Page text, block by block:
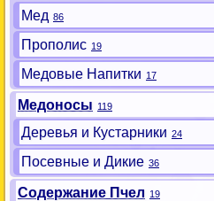
Мед 86
Прополис 19
Медовые Напитки 17
Медоносы 119
Деревья и Кустарники 24
Посевные и Дикие 36
Содержание Пчел 19